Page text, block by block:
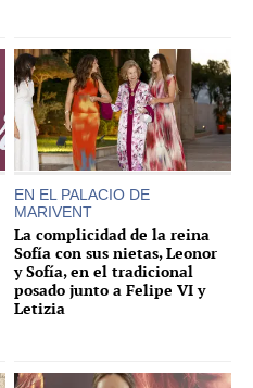
EN EL PALACIO DE
MARIVENT
La complicidad de la reina
Sofía con sus nietas, Leonor
y Sofía, en el tradicional
posado junto a Felipe VI y
Letizia